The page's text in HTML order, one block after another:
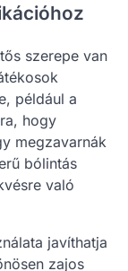
szerepe van
például a
hogy
megzavarnák
bólintás
való
javíthatja
zajos